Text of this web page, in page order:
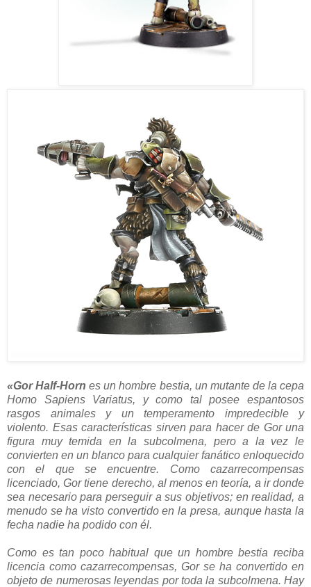
«Gor Half-Horn es un hombre bestia, un mutante de la cepa
Homo Sapiens Variatus, y como tal posee espantosos
rasgos animales y un temperamento impredecible y
violento. Esas características sirven para hacer de Gor una
figura muy temida en la subcolmena, pero a la vez le
convierten en un blanco para cualquier fanático enloquecido
con el que se encuentre. Como cazarrecompensas
licenciado, Gor tiene derecho, al menos en teoría, a ir donde
sea necesario para perseguir a sus objetivos; en realidad, a
menudo se ha visto convertido en la presa, aunque hasta la
fecha nadie ha podido con él.
Como es tan poco habitual que un hombre bestia reciba
licencia como cazarrecompensas, Gor se ha convertido en
objeto de numerosas leyendas por toda la subcolmena. Hay